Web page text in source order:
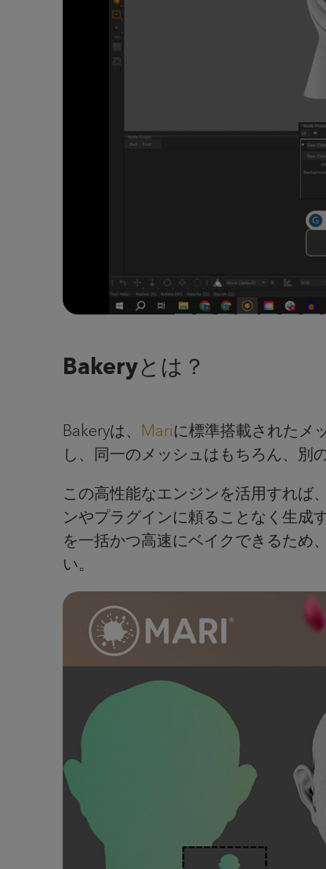
Bakeryとは？
Bakeryは、 Mariに標準搭載されたメ
し、同一のメッシュはもちろん、別
この高性能なエンジンを活用すれば
ンやプラグインに頼ることなく生成
を一括かつ高速にベイクできるため
い。